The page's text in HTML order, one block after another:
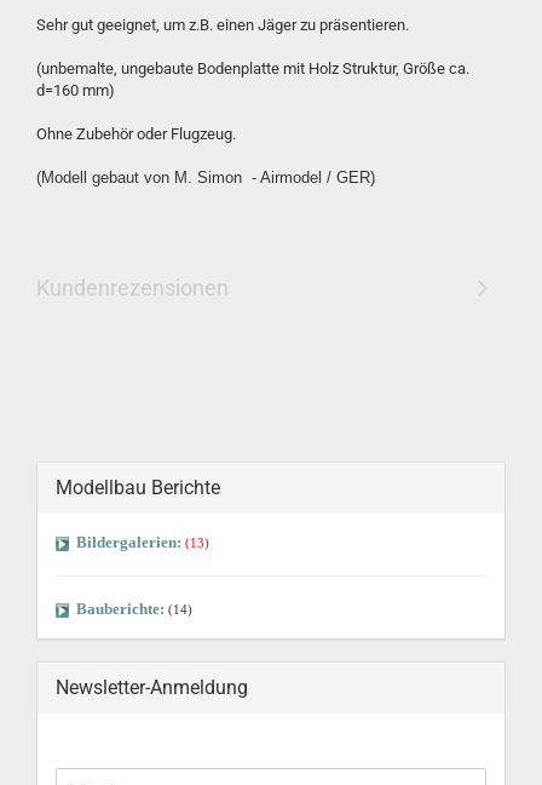
Sehr gut geeignet, um z.B. einen Jäger zu präsentieren.
(unbemalte, ungebaute Bodenplatte mit Holz Struktur, Größe ca.
d=160 mm)
Ohne Zubehör oder Flugzeug.
(Modell gebaut von M. Simon - Airmodel / GER)
Kundenrezensionen
Modellbau Berichte
Bildergalerien: (13)
Bauberichte: (14)
Newsletter-Anmeldung